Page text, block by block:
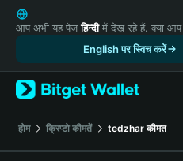
English
日本語
Русский
Español (Latinoamérica)
Türkçe
Italiano
आप अभी यह पेजहिन्दीमें देख रहे हैं. क्या आप
English पर स्विच करें
होम क्रिप्टो कीमतें tedzhar कीमत